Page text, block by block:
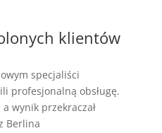
klientów
specjaliści
profesjonalną obsługę.
wynik przekraczał
Berlina